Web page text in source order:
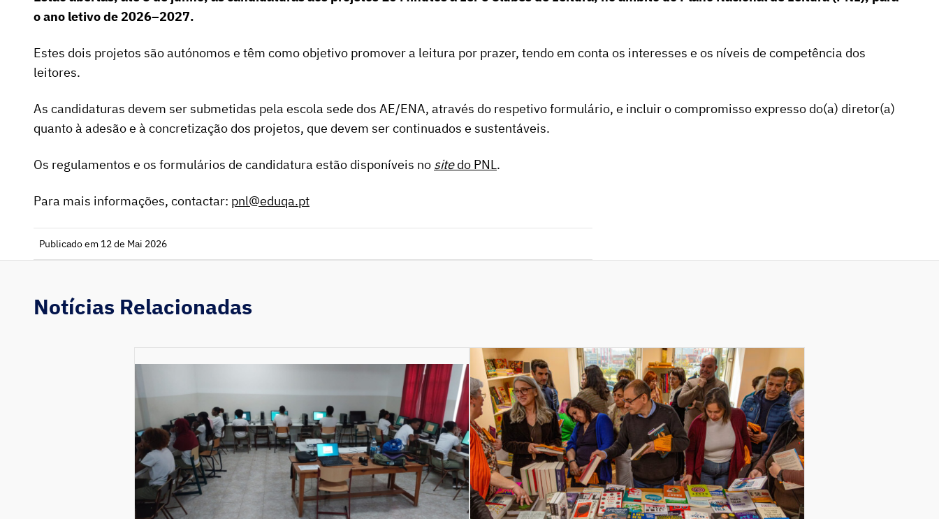
o ano letivo de 2026–2027.
Estes dois projetos são autónomos e têm como objetivo promover a leitura por prazer, tendo em conta os interesses e os níveis de competência dos
leitores.
As candidaturas devem ser submetidas pela escola sede dos AE/ENA, através do respetivo formulário, e incluir o compromisso expresso do(a) diretor(a)
quanto à adesão e à concretização dos projetos, que devem ser continuados e sustentáveis.
Os regulamentos e os formulários de candidatura estão disponíveis no sitedo PNL.
Para mais informações, contactar: pnl@eduqa.pt
Publicado em 12 de Mai 2026
Notícias Relacionadas